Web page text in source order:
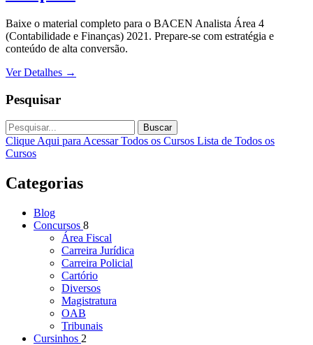
Baixe o material completo para o BACEN Analista Área 4
(Contabilidade e Finanças) 2021. Prepare-se com estratégia e
conteúdo de alta conversão.
Ver Detalhes →
Pesquisar
Buscar
Clique Aqui para Acessar Todos os Cursos Lista de Todos os
Cursos
Categorias
Blog
Concursos 8
Área Fiscal
Carreira Jurídica
Carreira Policial
Cartório
Diversos
Magistratura
OAB
Tribunais
Cursinhos 2